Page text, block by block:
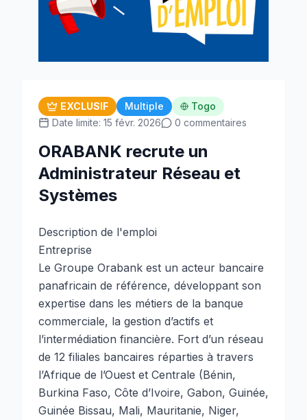
EXCLUSIF Multiple
Togo
Date limite: 15 févr. 2026
0 commentaires
ORABANK recrute un
Administrateur Réseau et
Systèmes
Description de l'emploi
Entreprise
Le Groupe Orabank est un acteur bancaire
panafricain de référence, développant son
expertise dans les métiers de la banque
commerciale, la gestion d’actifs et
l’intermédiation financière. Fort d’un réseau
de 12 filiales bancaires réparties à travers
l’Afrique de l’Ouest et Centrale (Bénin,
Burkina Faso, Côte d’Ivoire, Gabon, Guinée,
Guinée Bissau, Mali, Mauritanie, Niger,